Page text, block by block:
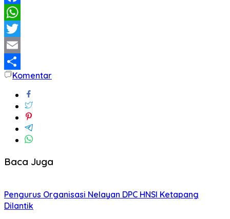
Facebook
WhatsApp
Twitter
Email
Share
Komentar
Baca Juga
Pengurus Organisasi Nelayan DPC HNSI Ketapang
Dilantik